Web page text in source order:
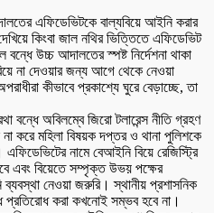
এফিডেভিটকে বাল্যবিয়ে আইনি করার
কিংবা জাল নথির ভিত্তিতে এফিডেভিট
উচ্চ আদালতের স্পষ্ট নির্দেশনা থাকা
না দেওয়ার জন্য আগে থেকে নেওয়া
কীভাবে প্রকাশ্যে ঘুরে বেড়াচ্ছে, তা
বন্ধে অবিলম্বে জিরো টলারেন্স নীতি গ্রহণ
করে মহিলা বিষয়ক দপ্তর ও থানা পুলিশকে
নামে বেআইনি বিয়ে রেজিস্ট্রি
এবং বিয়েতে সম্পৃক্ত উভয় পক্ষের
নেওয়া জরুরি। স্থানীয় প্রশাসনিক
প্রতিরোধ করা কখনোই সম্ভব হবে না।